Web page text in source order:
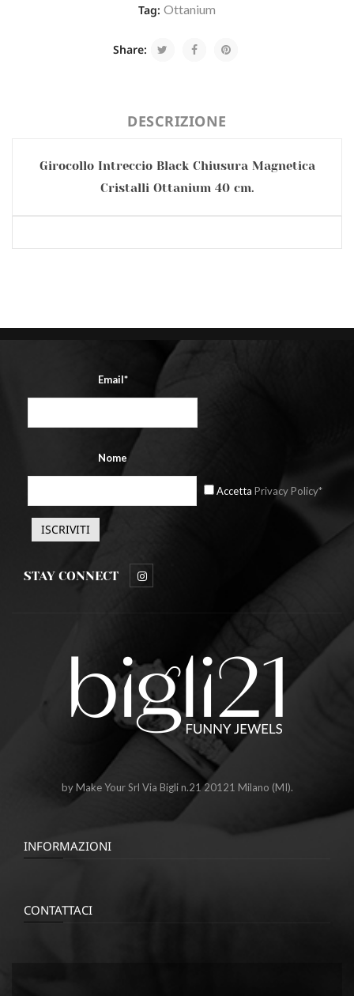
Tag: Ottanium
Share:
DESCRIZIONE
Girocollo Intreccio Black Chiusura Magnetica
Cristalli Ottanium 40 cm.
Email*
Nome
Accetta Privacy Policy*
STAY CONNECT
by Make Your Srl Via Bigli n.21 20121 Milano (MI).
INFORMAZIONI
CONTATTACI